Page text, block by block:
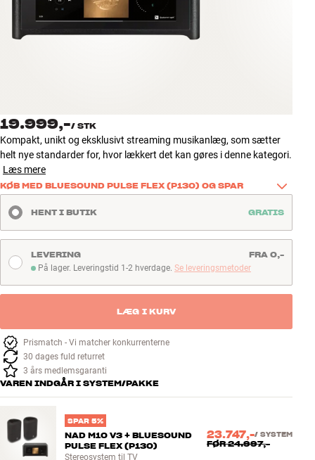
Tilbehør
NYHEDER
TILBUD
Find Butik
Kundeservice
Log ind
Byg med Lyd
19.999,-/ STK
Kompakt, unikt og eksklusivt streaming musikanlæg, som sætter
helt nye standarder for, hvor lækkert det kan gøres i denne kategori.
Læs mere
KØB MED BLUESOUND PULSE FLEX (P130) OG SPAR
Køb dette produkt sammen med Bluesound PULSE FLEX (P130),
og få endnu mere ud af dit setup. Tilføj én PULSE FLEX og spar 625
kr. til musik i et ekstra rum - eller vælg to og spar 1.250 kr. til
trådløse bagkanaler og fleksibel multirum.
Læs mere
HENT I BUTIK GRATIS
På lager. Leveringstid 1-2 hverdage
På lager. Leveringstid 1-2 hverdage. Se leveringsmetoder
LEVERING FRA 0,-
LÆG I KURV
Prismatch - Vi matcher konkurrenterne
30 dages fuld returret
3 års medlemsgaranti
VAREN INDGÅR I SYSTEM/PAKKE
SPAR 5%
NAD M10 V3 + BLUESOUND
PULSE FLEX (P130)
Stereosystem til TV
23.747,-/ SYSTEM
FØR24.997,-